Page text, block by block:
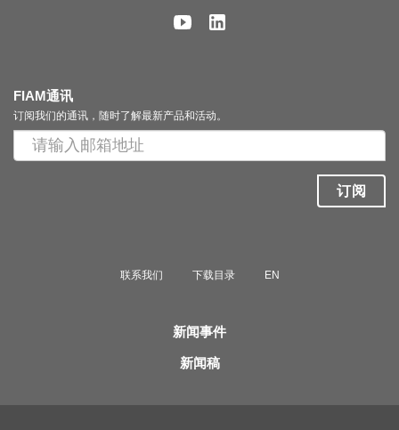
FIAM通讯
订阅我们的通讯，随时了解最新产品和活动。
订阅
联系我们 下载目录 EN
新闻事件
新闻稿